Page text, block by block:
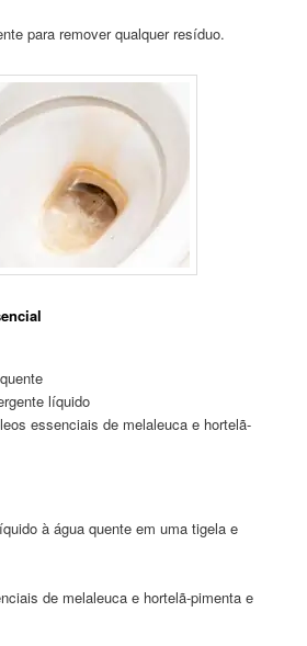
para remover qualquer resíduo.
líquido
essenciais de melaleuca e hortelã-
à água quente em uma tigela e
de melaleuca e hortelã-pimenta e